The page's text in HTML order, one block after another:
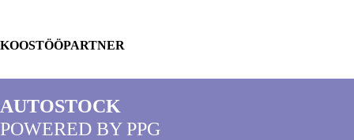
KOOSTÖÖPARTNER
AUTOSTOCK
POWERED BY PPG